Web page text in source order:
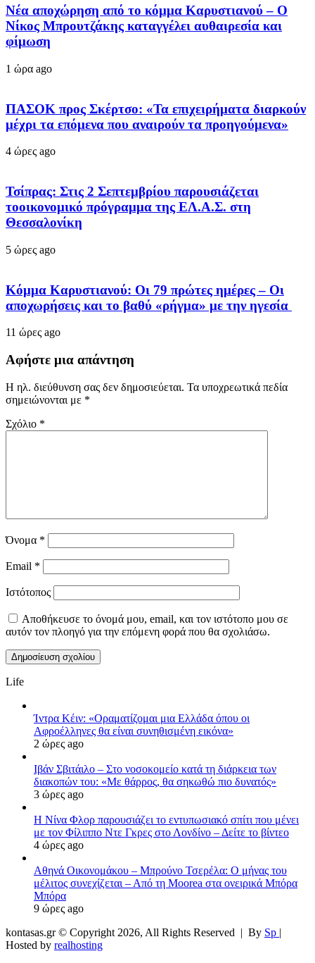
Νέα αποχώρηση από το κόμμα Καρυστιανού – Ο
Νίκος Μπρουτζάκης καταγγέλει αυθαιρεσία και
φίμωση
1 ώρα ago
ΠΑΣΟΚ προς Σκέρτσο: «Τα επιχειρήματα διαρκούν
μέχρι τα επόμενα που αναιρούν τα προηγούμενα»
4 ώρες ago
Τσίπρας: Στις 2 Σεπτεμβρίου παρουσιάζεται
τοοικονομικό πρόγραμμα της ΕΛ.Α.Σ. στη
Θεσσαλονίκη
5 ώρες ago
Κόμμα Καρυστιανού: Οι 79 πρώτες ημέρες – Οι
αποχωρήσεις και το βαθύ «ρήγμα» με την ηγεσία
11 ώρες ago
Αφήστε μια απάντηση
Η ηλ. διεύθυνση σας δεν δημοσιεύεται. Τα υποχρεωτικά πεδία
σημειώνονται με *
Σχόλιο *
Όνομα *
Email *
Ιστότοπος
Αποθήκευσε το όνομά μου, email, και τον ιστότοπο μου σε
αυτόν τον πλοηγό για την επόμενη φορά που θα σχολιάσω.
Life
Ίντρα Κέιν: «Οραματίζομαι μια Ελλάδα όπου οι
Αφροέλληνες θα είναι συνηθισμένη εικόνα»
2 ώρες ago
Ιβάν Σβιτάιλο – Στο νοσοκομείο κατά τη διάρκεια των
διακοπών του: «Με θάρρος, θα σηκωθώ πιο δυνατός»
3 ώρες ago
Η Νίνα Φλορ παρουσιάζει το εντυπωσιακό σπίτι που μένει
με τον Φίλιππο Ντε Γκρες στο Λονδίνο – Δείτε το βίντεο
4 ώρες ago
Αθηνά Οικονομάκου – Μπρούνο Τσερέλα: Ο μήνας του
μέλιτος συνεχίζεται – Από τη Moorea στα ονειρικά Μπόρα
Μπόρα
9 ώρες ago
kontasas.gr © Copyright 2026, All Rights Reserved | By Sp |
Hosted by realhosting